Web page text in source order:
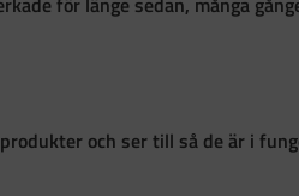
och ser till så de är i